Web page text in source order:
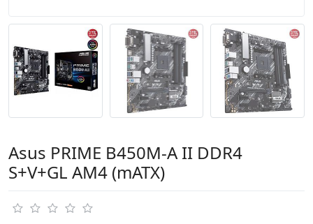
Asus PRIME B450M-A II DDR4
S+V+GL AM4 (mATX)